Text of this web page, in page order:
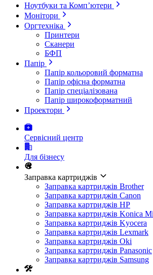
Ноутбуки та Комп’ютери
Монітори
Оргтехніка
Принтери
Сканери
БФП
Папір
Папір кольоровий форматна
Папір офісна форматна
Папір спеціалізована
Папір широкоформатний
Проектори
Сервісний центр
Для бізнесу
Заправка картриджів
Заправка картриджів Brother
Заправка картриджів Canon
Заправка картриджів HP
Заправка картриджів Konica
Заправка картриджів Kyocera
Заправка картриджів Lexmark
Заправка картриджів Oki
Заправка картриджів Panasonic
Заправка картриджів Samsung